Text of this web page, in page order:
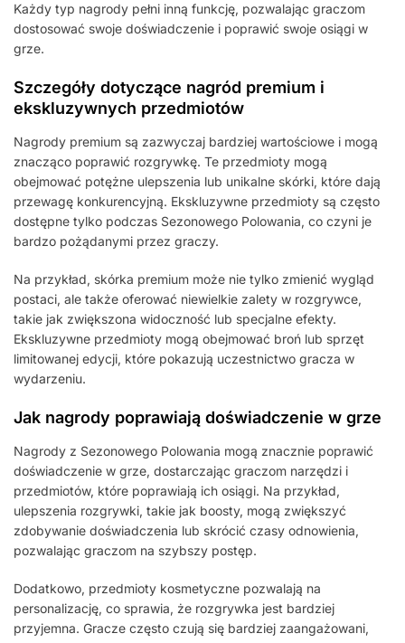
Każdy typ nagrody pełni inną funkcję, pozwalając graczom
dostosować swoje doświadczenie i poprawić swoje osiągi w
grze.
Szczegóły dotyczące nagród premium i
ekskluzywnych przedmiotów
Nagrody premium są zazwyczaj bardziej wartościowe i mogą
znacząco poprawić rozgrywkę. Te przedmioty mogą
obejmować potężne ulepszenia lub unikalne skórki, które dają
przewagę konkurencyjną. Ekskluzywne przedmioty są często
dostępne tylko podczas Sezonowego Polowania, co czyni je
bardzo pożądanymi przez graczy.
Na przykład, skórka premium może nie tylko zmienić wygląd
postaci, ale także oferować niewielkie zalety w rozgrywce,
takie jak zwiększona widoczność lub specjalne efekty.
Ekskluzywne przedmioty mogą obejmować broń lub sprzęt
limitowanej edycji, które pokazują uczestnictwo gracza w
wydarzeniu.
Jak nagrody poprawiają doświadczenie w grze
Nagrody z Sezonowego Polowania mogą znacznie poprawić
doświadczenie w grze, dostarczając graczom narzędzi i
przedmiotów, które poprawiają ich osiągi. Na przykład,
ulepszenia rozgrywki, takie jak boosty, mogą zwiększyć
zdobywanie doświadczenia lub skrócić czasy odnowienia,
pozwalając graczom na szybszy postęp.
Dodatkowo, przedmioty kosmetyczne pozwalają na
personalizację, co sprawia, że rozgrywka jest bardziej
przyjemna. Gracze często czują się bardziej zaangażowani,